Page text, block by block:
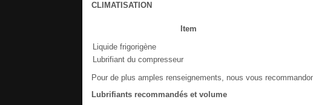
CLIMATISATION
Item
Liquide frigorigène
Lubrifiant du compresseur
Pour de plus amples renseignements, nous vous
Lubrifiants recommandés et volume